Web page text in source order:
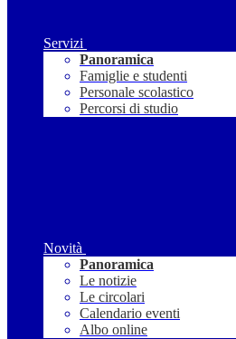
Servizi
Panoramica
Famiglie e studenti
Personale scolastico
Percorsi di studio
Novità
Panoramica
Le notizie
Le circolari
Calendario eventi
Albo online